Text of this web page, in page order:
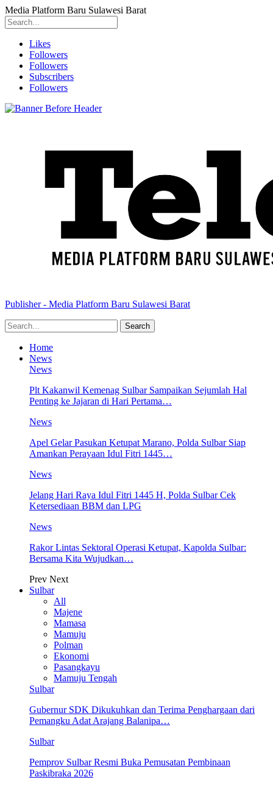
Media Platform Baru Sulawesi Barat
Likes
Followers
Followers
Subscribers
Followers
Publisher - Media Platform Baru Sulawesi Barat
Home
News
News
Plt Kakanwil Kemenag Sulbar Sampaikan Sejumlah Hal
Penting ke Jajaran di Hari Pertama…
News
Apel Gelar Pasukan Ketupat Marano, Polda Sulbar Siap
Amankan Perayaan Idul Fitri 1445…
News
Jelang Hari Raya Idul Fitri 1445 H, Polda Sulbar Cek
Ketersediaan BBM dan LPG
News
Rakor Lintas Sektoral Operasi Ketupat, Kapolda Sulbar:
Bersama Kita Wujudkan…
Prev Next
Sulbar
All
Majene
Mamasa
Mamuju
Polman
Ekonomi
Pasangkayu
Mamuju Tengah
Sulbar
Gubernur SDK Dikukuhkan dan Terima Penghargaan dari
Pemangku Adat Arajang Balanipa…
Sulbar
Pemprov Sulbar Resmi Buka Pemusatan Pembinaan
Paskibraka 2026